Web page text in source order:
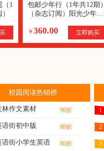
（1
包邮少年行（1年共12期）
（杂志订阅）阳光少年报
￥ 360.00 立即购买
校园阅读热销榜
林作文素材 90折
语街初中版 80折
语街小学生英语 80折
1
2
3